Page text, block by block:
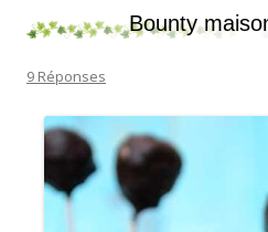
Bounty
9 Réponses